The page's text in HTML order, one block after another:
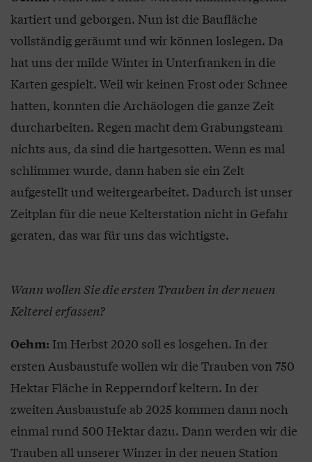
kartiert und geborgen. Nun ist die Baufläche
vollständig geräumt und wir können loslegen. Da
hat uns der milde Winter in Unterfranken in die
Karten gespielt. Weil wir keinen Frost oder Schnee
hatten, konnten die Archäologen die ganze Zeit
durcharbeiten. Regen macht dem Grabungsteam
nichts aus, da sind die hartgesotten. Wenn es mal
schlimmer wurde, dann haben sie ein Zelt
aufgestellt und weitergearbeitet. Dadurch ist unser
Zeitplan für die neue Kelterstation nicht in Gefahr
geraten, das war für uns das wichtigste.
Wann wollen Sie die ersten Trauben in der neuen
Kelterei erfassen?
Oehm: Im Herbst 2020 soll es losgehen. In der
ersten Ausbaustufe wollen wir die Trauben von 750
Hektar Fläche in Repperndorf keltern. In der
zweiten Ausbaustufe ab 2025 kommen dann noch
einmal rund 500 Hektar dazu. Dann werden wir die
Trauben all unserer Winzer in der neuen Station